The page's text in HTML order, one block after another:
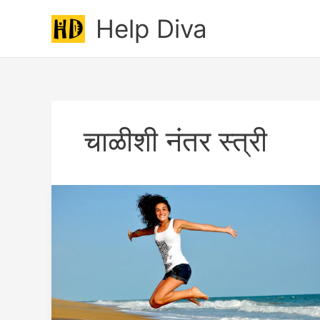
Help Diva
चाळीशी नंतर स्त्री